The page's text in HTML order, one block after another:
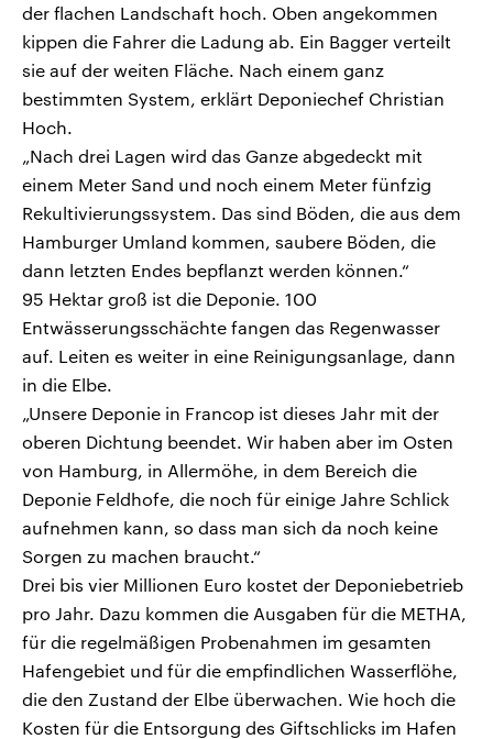
der flachen Landschaft hoch. Oben angekommen
kippen die Fahrer die Ladung ab. Ein Bagger verteilt
sie auf der weiten Fläche. Nach einem ganz
bestimmten System, erklärt Deponiechef Christian
Hoch.
„Nach drei Lagen wird das Ganze abgedeckt mit
einem Meter Sand und noch einem Meter fünfzig
Rekultivierungssystem. Das sind Böden, die aus dem
Hamburger Umland kommen, saubere Böden, die
dann letzten Endes bepflanzt werden können.“
95 Hektar groß ist die Deponie. 100
Entwässerungsschächte fangen das Regenwasser
auf. Leiten es weiter in eine Reinigungsanlage, dann
in die Elbe.
„Unsere Deponie in Francop ist dieses Jahr mit der
oberen Dichtung beendet. Wir haben aber im Osten
von Hamburg, in Allermöhe, in dem Bereich die
Deponie Feldhofe, die noch für einige Jahre Schlick
aufnehmen kann, so dass man sich da noch keine
Sorgen zu machen braucht.“
Drei bis vier Millionen Euro kostet der Deponiebetrieb
pro Jahr. Dazu kommen die Ausgaben für die METHA,
für die regelmäßigen Probenahmen im gesamten
Hafengebiet und für die empfindlichen Wasserflöhe,
die den Zustand der Elbe überwachen. Wie hoch die
Kosten für die Entsorgung des Giftschlicks im Hafen